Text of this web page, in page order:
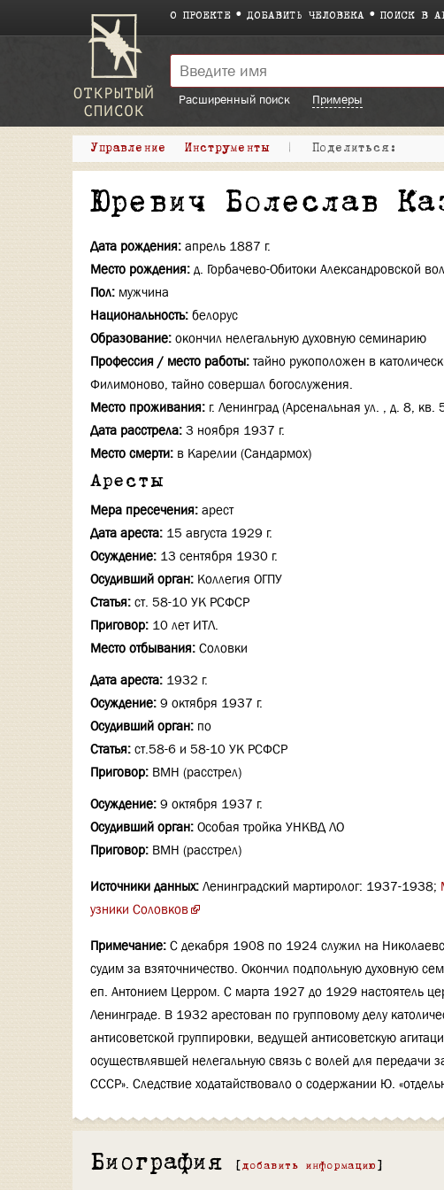
О ПРОЕКТЕ ДОБАВИТЬ ЧЕЛОВЕКА ПОИСК В
Расширенный поиск
Примеры
Управление Инструменты | Поделиться:
Юревич Болеслав
Дата рождения: апрель 1887 г.
Место рождения: д. Горбачево-Обитоки Александровской
Пол: мужчина
Национальность: белорус
Образование: окончил нелегальную духовную семинарию
Профессия / место работы: тайно рукоположен в
Филимоново, тайно совершал богослужения.
Место проживания: г. Ленинград (Арсенальная ул. , д. 8, кв.
Дата расстрела: 3 ноября 1937 г.
Место смерти: в Карелии (Сандармох)
Аресты
Мера пресечения: арест
Дата ареста: 15 августа 1929 г.
Осуждение: 13 сентября 1930 г.
Осудивший орган: Коллегия ОГПУ
Статья: ст. 58-10 УК РСФСР
Приговор: 10 лет ИТЛ.
Место отбывания: Соловки
Дата ареста: 1932 г.
Осуждение: 9 октября 1937 г.
Осудивший орган: по
Статья: ст.58-6 и 58-10 УК РСФСР
Приговор: ВМН (расстрел)
Осуждение: 9 октября 1937 г.
Осудивший орган: Особая тройка УНКВД ЛО
Приговор: ВМН (расстрел)
Источники данных: Ленинградский мартиролог: 1937-1938;
узники Соловков
Примечание: С декабря 1908 по 1924 служил на
судим за взяточничество. Окончил подпольную духовную
еп. Антонием Церром. С марта 1927 до 1929 настоятель
Ленинграде. В 1932 арестован по групповому делу
антисоветской группировки, ведущей антисоветскую
осуществлявшей нелегальную связь с волей для передачи
СССР». Следствие ходатайствовало о содержании Ю.
Биография [ добавить информацию ]